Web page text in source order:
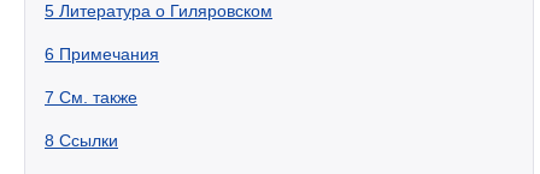
5 Литература о Гиляровском
6 Примечания
7 См. также
8 Ссылки